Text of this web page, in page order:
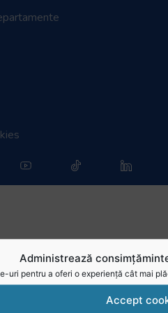
Administrează
uri pentru a oferi o experiență cât mai
Accept